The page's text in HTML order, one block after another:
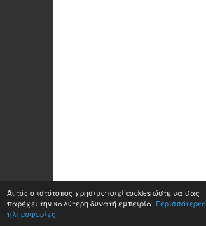
Αυτός ο ιστότοπος χρησιμοποιεί cookies ώστε να σας
παρέχει την καλύτερη δυνατή εμπειρία. Περισσότερες
πληροφορίες